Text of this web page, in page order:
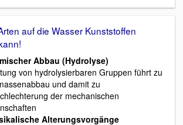
auf die Wasser Kunststoffen
Abbau (Hydrolyse)
von hydrolysierbaren Gruppen führt zu
und damit zu
der mechanischen
Alterungsvorgänge